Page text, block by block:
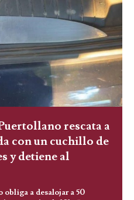
rescata a
con un cuchillo de
y detiene al
obliga a desalojar a 50